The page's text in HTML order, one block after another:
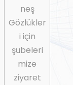
neş
Gözlükler
i için
şubeleri
mize
ziyaret